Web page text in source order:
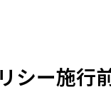
シー施行